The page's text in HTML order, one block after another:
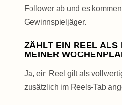
Follower ab und es
Gewinnspieljäger.
ZÄHLT EIN REEL ALS
MEINER
Ja, ein Reel gilt als
zusätzlich im Reels-Tab